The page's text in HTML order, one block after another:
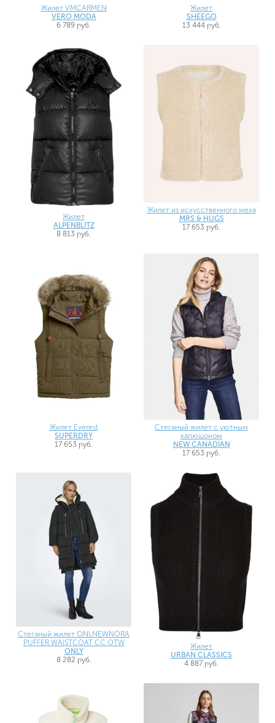
Жилет VMCARMEN
VERO MODA
6 789 руб.
Жилет
SHEEGO
13 444 руб.
Жилет
ALPENBLITZ
8 813 руб.
Жилет из искусственного меха
MRS & HUGS
17 653 руб.
Жилет Everest
SUPERDRY
17 653 руб.
Стеганый жилет с уютным
капюшоном
NEW CANADIAN
17 653 руб.
Стеганый жилет ONLNEWNORA
PUFFER WAISTCOAT CC OTW
ONLY
8 282 руб.
Жилет
URBAN CLASSICS
4 887 руб.